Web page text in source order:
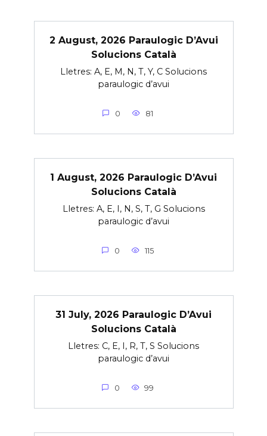
2 August, 2026 Paraulogic D’Avui
Solucions Català
Lletres: A, E, M, N, T, Y, C Solucions
paraulogic d’avui
0 81
1 August, 2026 Paraulogic D’Avui
Solucions Català
Lletres: A, E, I, N, S, T, G Solucions
paraulogic d’avui
0 115
31 July, 2026 Paraulogic D’Avui
Solucions Català
Lletres: C, E, I, R, T, S Solucions
paraulogic d’avui
0 99